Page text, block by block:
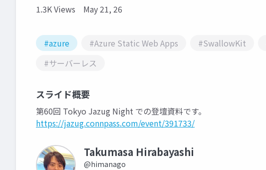
1.3K Views May 21, 26
#azure #Azure Static Web Apps #SwallowKit
#サーバーレス
スライド概要
第60回 Tokyo Jazug Night での登壇資料です。
https://jazug.connpass.com/event/391733/
Takumasa Hirabayashi
@himanago